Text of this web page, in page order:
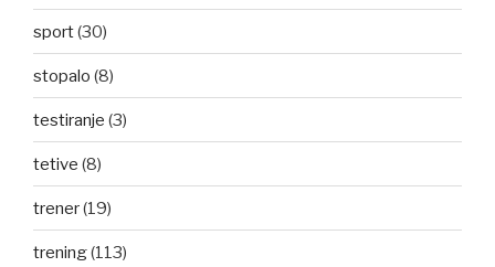
sport(30)
stopalo (8)
testiranje (3)
tetive (8)
trener(19)
trening(113)